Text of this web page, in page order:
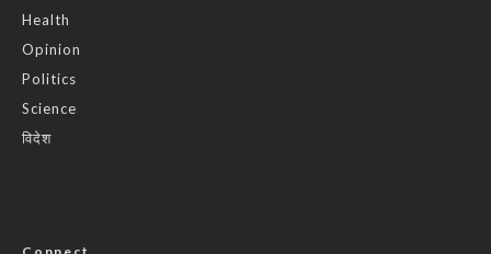
Health
Opinion
Politics
Science
विदेश